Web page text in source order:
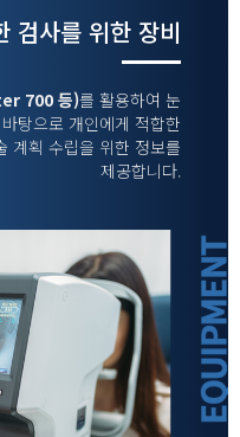
검사를 위한 장비
700 등)를 활용하여 눈
탕으로 개인에게 적합한
계획 수립을 위한 정보를
제공합니다.